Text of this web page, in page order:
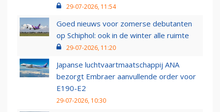
29-07-2026, 11:54
Goed nieuws voor zomerse debutanten
op Schiphol: ook in de winter alle ruimte
29-07-2026, 11:20
Japanse luchtvaartmaatschappij ANA
bezorgt Embraer aanvullende order voor
E190-E2
29-07-2026, 10:30